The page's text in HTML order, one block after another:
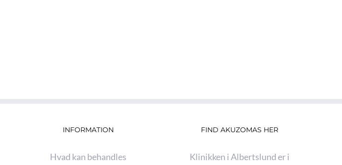
INFORMATION
Hvad kan behandles
FIND AKUZOMAS HER
Klinikken i Albertslund er i